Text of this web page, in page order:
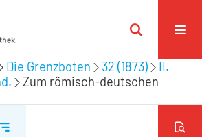
Die Grenzboten 32 (1873)
II.
Zum römisch-deutschen